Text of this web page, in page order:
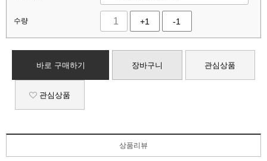
수량 +1 -1
바로 구매하기 장바구니 관심상품
관심상품
상품리뷰